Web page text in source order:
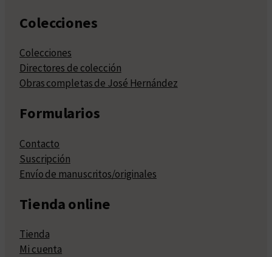
Colecciones
Colecciones
Directores de colección
Obras completas de José Hernández
Formularios
Contacto
Suscripción
Envío de manuscritos/originales
Tienda online
Tienda
Mi cuenta